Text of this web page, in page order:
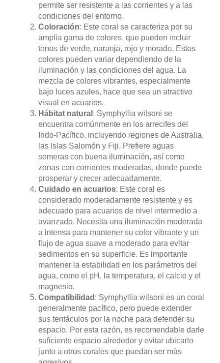
permite ser resistente a las corrientes y a las
condiciones del entorno.
Coloración: Este coral se caracteriza por su
amplia gama de colores, que pueden incluir
tonos de verde, naranja, rojo y morado. Estos
colores pueden variar dependiendo de la
iluminación y las condiciones del agua. La
mezcla de colores vibrantes, especialmente
bajo luces azules, hace que sea un atractivo
visual en acuarios.
Hábitat natural : Symphyllia wilsoni se
encuentra comúnmente en los arrecifes del
Indo-Pacífico, incluyendo regiones de Australia,
las Islas Salomón y Fiji. Prefiere aguas
someras con buena iluminación, así como
zonas con corrientes moderadas, donde puede
prosperar y crecer adecuadamente.
Cuidado en acuarios: Este coral es
considerado moderadamente resistente y es
adecuado para acuarios de nivel intermedio a
avanzado. Necesita una iluminación moderada
a intensa para mantener su color vibrante y un
flujo de agua suave a moderado para evitar
sedimentos en su superficie. Es importante
mantener la estabilidad en los parámetros del
agua, como el pH, la temperatura, el calcio y el
magnesio.
Compatibilidad : Symphyllia wilsoni es un coral
generalmente pacífico, pero puede extender
sus tentáculos por la noche para defender su
espacio. Por esta razón, es recomendable darle
suficiente espacio alrededor y evitar ubicarlo
junto a otros corales que puedan ser más